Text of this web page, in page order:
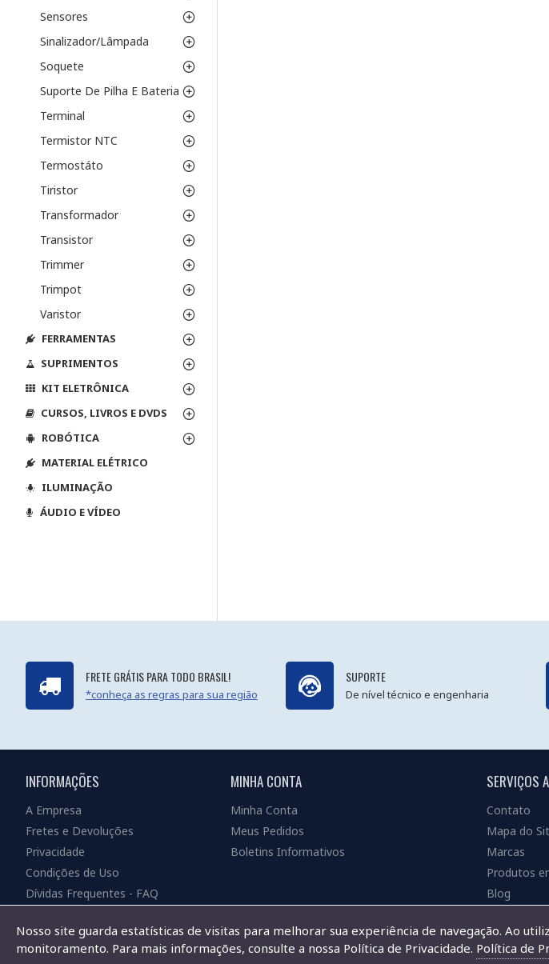
Sensores
Sinalizador/Lâmpada
Soquete
Suporte De Pilha E Bateria
Terminal
Termistor NTC
Termostáto
Tiristor
Transformador
Transistor
Trimmer
Trimpot
Varistor
FERRAMENTAS
SUPRIMENTOS
KIT ELETRÔNICA
CURSOS, LIVROS E DVDS
ROBÓTICA
MATERIAL ELÉTRICO
ILUMINAÇÃO
ÁUDIO E VÍDEO
FRETE GRÁTIS PARA TODO BRASIL!
*conheça as regras para sua região
SUPORTE
De nível técnico e engenharia
INFORMAÇÕES
A Empresa
Fretes e Devoluções
Privacidade
Condições de Uso
Dívidas Frequentes - FAQ
MINHA CONTA
Minha Conta
Meus Pedidos
Boletins Informativos
SERVIÇOS
Contato
Mapa do
Marcas
Produtos
Blog
Nosso site guarda estatísticas de visitas para melhorar sua experiência de navegação. Ao
monitoramento. Para mais informações, consulte a nossa Política de Privacidade. Política de